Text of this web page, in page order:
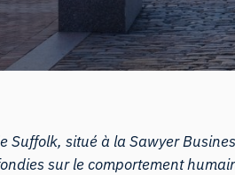
Suffolk, situé à la Sawyer
sur le comportement